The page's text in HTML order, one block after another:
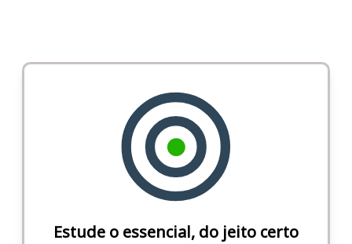
Estude o essencial, do jeito certo